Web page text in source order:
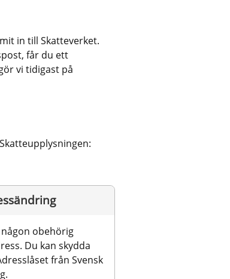
in till Skatteverket.
får du ett
vi tidigast på
obehörig
Du kan skydda
från Svensk